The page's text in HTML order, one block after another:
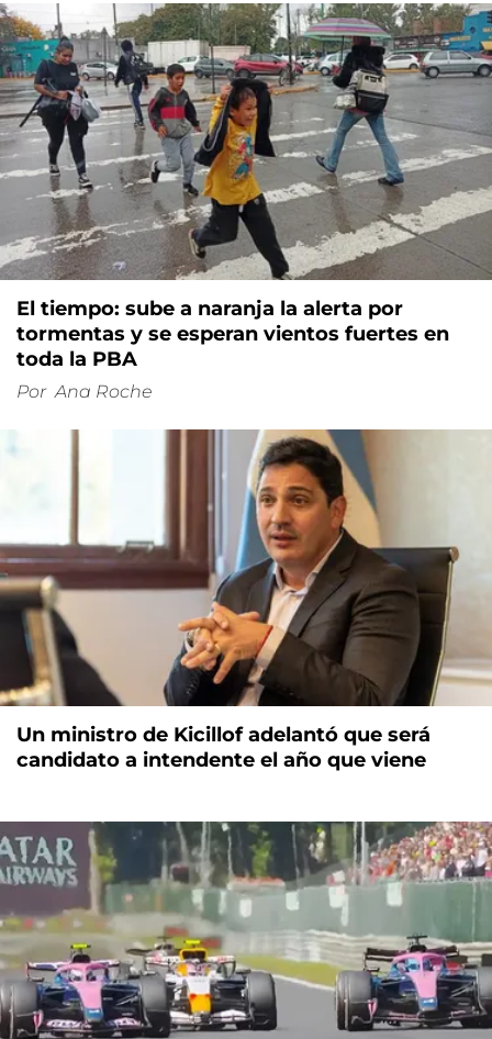
El tiempo: sube a naranja la alerta por
tormentas y se esperan vientos fuertes en
toda la PBA
Por Ana Roche
Un ministro de Kicillof adelantó que será
candidato a intendente el año que viene